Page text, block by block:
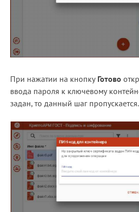
При нажатии на кнопку Готово
ввода пароля к ключевому
задан, то данный шаг пропускается.